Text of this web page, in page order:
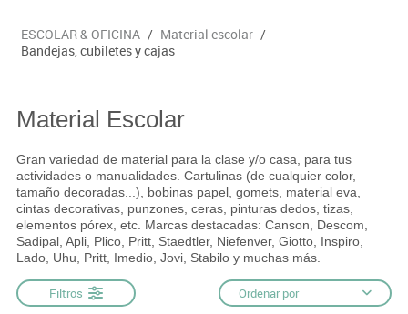
ESCOLAR & OFICINA / Material escolar /
Bandejas, cubiletes y cajas
Material Escolar
Gran variedad de material para la clase y/o casa, para tus
actividades o manualidades. Cartulinas (de cualquier color,
tamaño decoradas...), bobinas papel, gomets, material eva,
cintas decorativas, punzones, ceras, pinturas dedos, tizas,
elementos pórex, etc. Marcas destacadas: Canson, Descom,
Sadipal, Apli, Plico, Pritt, Staedtler, Niefenver, Giotto, Inspiro,
Lado, Uhu, Pritt, Imedio, Jovi, Stabilo y muchas más.
Filtros Ordenar por